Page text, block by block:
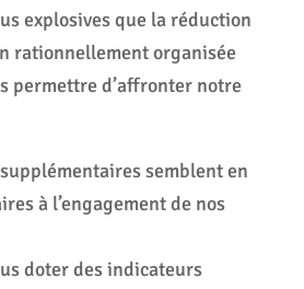
explosives que la réduction
rationnellement organisée
permettre d’affronter notre
semblent en
à l’engagement de nos
doter des indicateurs